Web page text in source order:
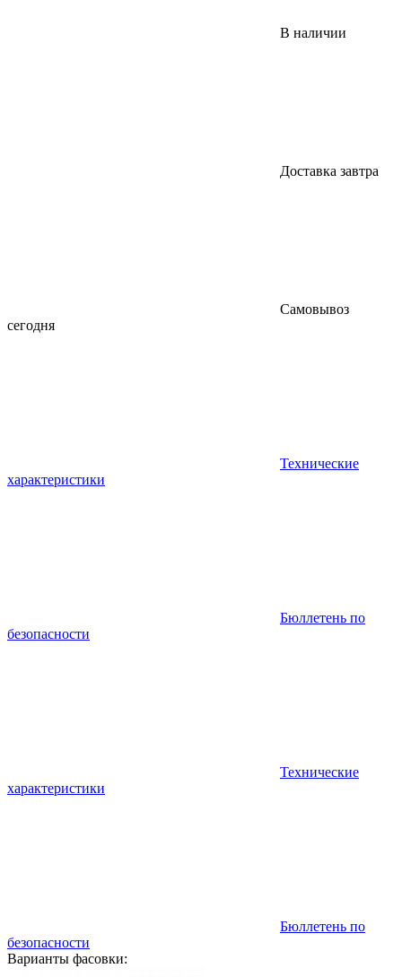
В наличии
Доставка завтра
Самовывоз
сегодня
Технические
характеристики
Бюллетень по
безопасности
Технические
характеристики
Бюллетень по
безопасности
Варианты фасовки: